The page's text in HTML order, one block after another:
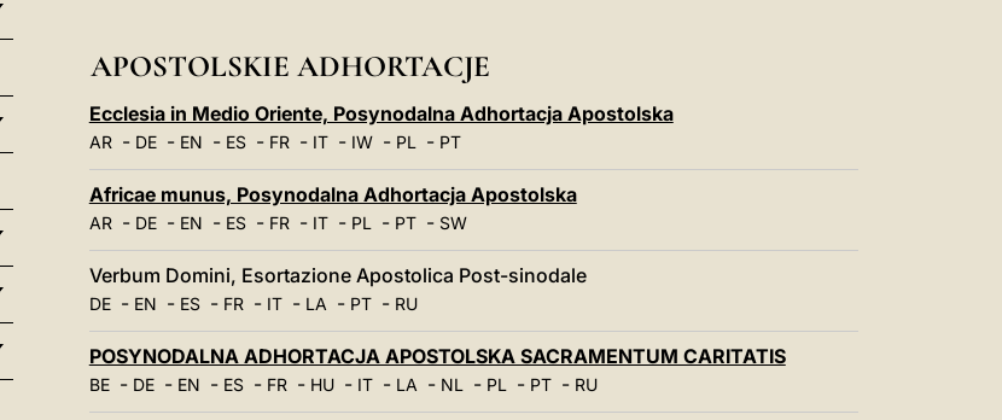
LATINE
APOSTOLSKIE ADHORTACJE
Ecclesia in Medio Oriente, Posynodalna Adhortacja Apostolska
AR- DE- EN - ES- FR- IT- IW- PL- PT
Africae munus, Posynodalna Adhortacja Apostolska
AR- DE- EN - ES- FR- IT- PL- PT- SW
Verbum Domini, Esortazione Apostolica Post-sinodale
DE- EN - ES- FR- IT- LA- PT- RU
POSYNODALNA ADHORTACJA APOSTOLSKA SACRAMENTUM CARITATIS
BE- DE- EN - ES- FR- HU- IT- LA- NL- PL- PT- RU